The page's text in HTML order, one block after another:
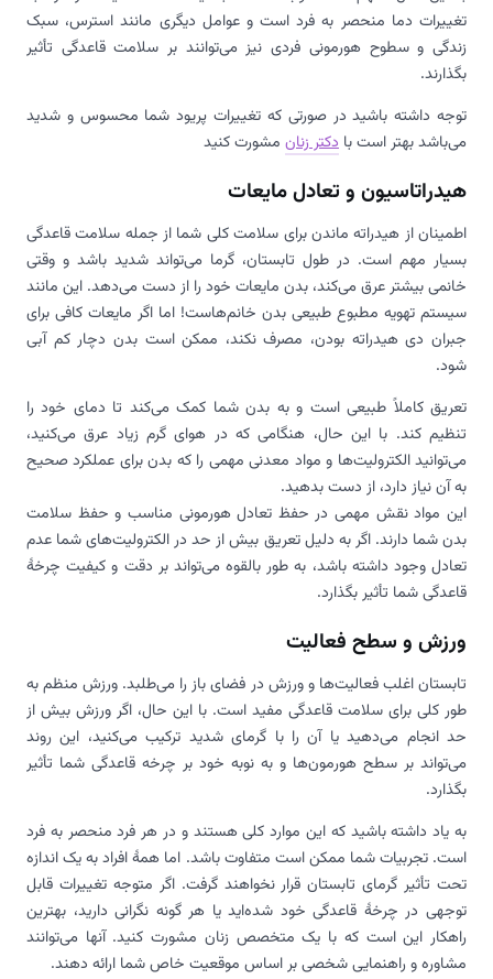
تغییرات دما منحصر به فرد است و عوامل دیگری مانند استرس، سبک
زندگی و سطوح هورمونی فردی نیز می‌توانند بر سلامت قاعدگی تأثیر
بگذارند.
توجه داشته باشید در صورتی که تغییرات پریود شما محسوس و شدید
می‌باشد بهتر است با دکتر زنان مشورت کنید
هیدراتاسیون و تعادل مایعات
اطمینان از هیدراته ماندن برای سلامت کلی شما از جمله سلامت قاعدگی
بسیار مهم است. در طول تابستان، گرما می‌تواند شدید باشد و وقتی
خانمی بیشتر عرق می‌کند، بدن مایعات خود را از دست می‌دهد. این مانند
سیستم تهویه مطبوع طبیعی بدن خانم‌هاست! اما اگر مایعات کافی برای
جبران دی هیدراته بودن، مصرف نکند، ممکن است بدن دچار کم آبی
شود.
تعریق کاملاً طبیعی است و به بدن شما کمک می‌کند تا دمای خود را
تنظیم کند. با این حال، هنگامی که در هوای گرم زیاد عرق می‌کنید،
می‌توانید الکترولیت‌ها و مواد معدنی مهمی را که بدن برای عملکرد صحیح
به آن نیاز دارد، از دست بدهید.
این مواد نقش مهمی در حفظ تعادل هورمونی مناسب و حفظ سلامت
بدن شما دارند. اگر به دلیل تعریق بیش از حد در الکترولیت‌های شما عدم
تعادل وجود داشته باشد، به طور بالقوه می‌تواند بر دقت و کیفیت چرخهٔ
قاعدگی شما تأثیر بگذارد.
ورزش و سطح فعالیت
تابستان اغلب فعالیت‌ها و ورزش‌ در فضای باز را می‌طلبد. ورزش منظم به
طور کلی برای سلامت قاعدگی مفید است. با این حال، اگر ورزش بیش از
حد انجام می‌دهید یا آن را با گرمای شدید ترکیب می‌کنید، این روند
می‌تواند بر سطح هورمون‌ها و به نوبه خود بر چرخه قاعدگی شما تأثیر
بگذارد.
به یاد داشته باشید که این موارد کلی هستند و در هر فرد منحصر به فرد
است. تجربیات شما ممکن است متفاوت باشد. اما همهٔ افراد به یک اندازه
تحت تأثیر گرمای تابستان قرار نخواهند گرفت. اگر متوجه تغییرات قابل
توجهی در چرخهٔ قاعدگی خود شده‌اید یا هر گونه نگرانی دارید، بهترین
راهکار این است که با یک متخصص زنان مشورت کنید. آنها می‌توانند
مشاوره و راهنمایی شخصی بر اساس موقعیت خاص شما ارائه دهند.